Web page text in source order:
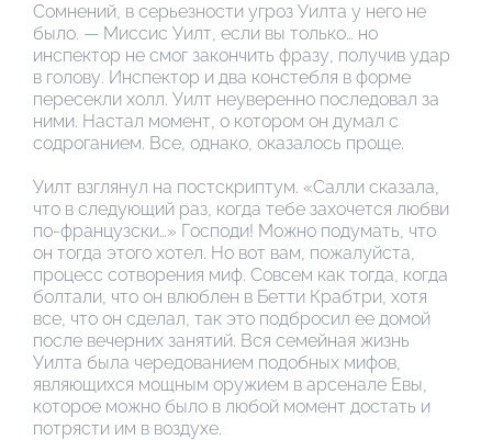
Сомнений, в серьезности угроз Уилта у него не
было. — Миссис Уилт, если вы только… но
инспектор не смог закончить фразу, получив удар
в голову. Инспектор и два констебля в форме
пересекли холл. Уилт неуверенно последовал за
ними. Настал момент, о котором он думал с
содроганием. Все, однако, оказалось проще.
Уилт взглянул на постскриптум. «Салли сказала,
что в следующий раз, когда тебе захочется любви
по-французски…» Господи! Можно подумать, что
он тогда этого хотел. Но вот вам, пожалуйста,
процесс сотворения миф. Совсем как тогда, когда
болтали, что он влюблен в Бетти Крабтри, хотя
все, что он сделал, так это подбросил ее домой
после вечерних занятий. Вся семейная жизнь
Уилта была чередованием подобных мифов,
являющихся мощным оружием в арсенале Евы,
которое можно было в любой момент достать и
потрясти им в воздухе.